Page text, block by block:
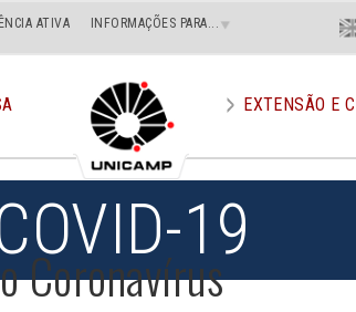
ATIVA INFORMAÇÕES PARA... Menu
EXTENSÃO E
19
Coronavírus